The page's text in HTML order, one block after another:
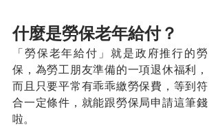
什麼是勞保老年給付？
「勞保老年給付」就是政府推行的勞
保，為勞工朋友準備的一項退休福利，
而且只要平常有乖乖繳勞保費，等到符
合一定條件，就能跟勞保局申請這筆錢
啦。